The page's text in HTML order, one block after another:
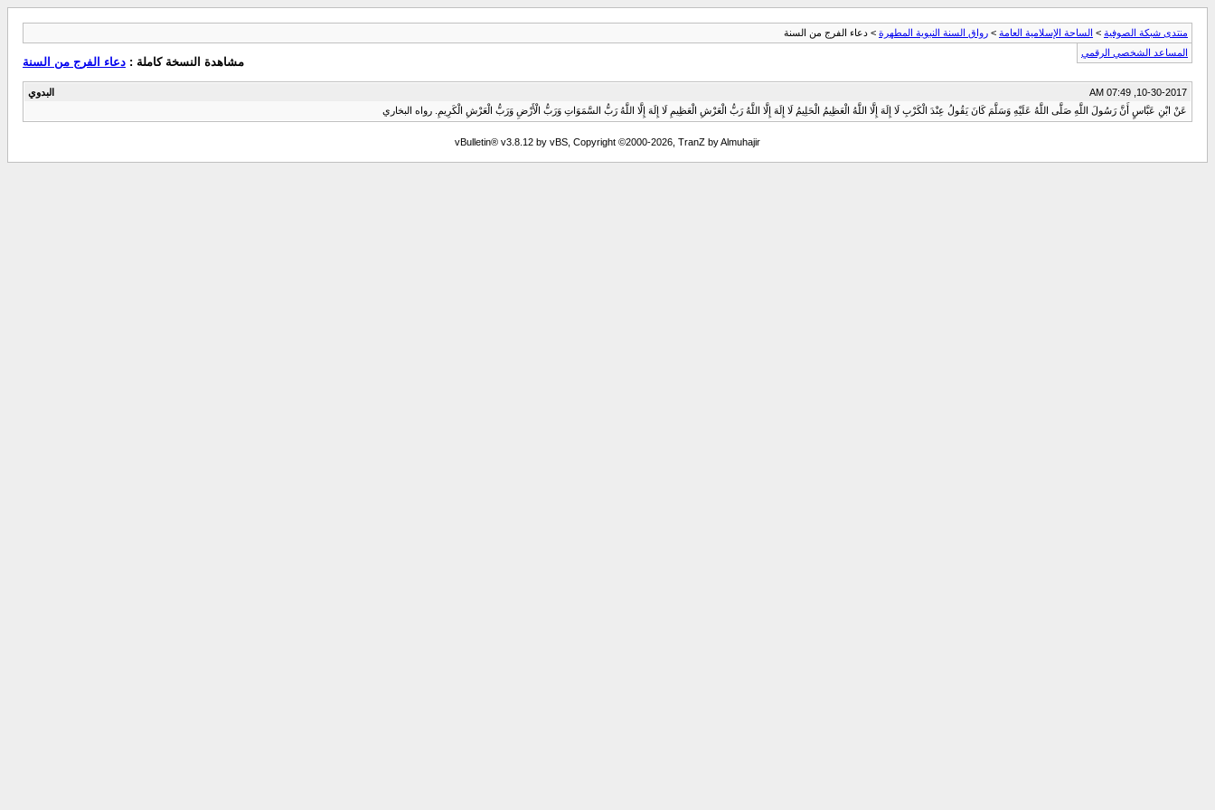
منتدى شبكة الصوفية > الساحة اﻹسلامية العامة > رواق السنة النبوية المطهرة > دعاء الفرج من السنة
المساعد الشخصي الرقمي
مشاهدة النسخة كاملة : دعاء الفرج من السنة
البدوي
10-30-2017, 07:49 AM
عَنْ ابْنِ عَبَّاسٍ أَنَّ رَسُولَ اللَّهِ صَلَّى اللَّهُ عَلَيْهِ وَسَلَّمَ كَانَ يَقُولُ عِنْدَ الْكَرْبِ لَا إِلَهَ إِلَّا اللَّهُ الْعَظِيمُ الْحَلِيمُ لَا إِلَهَ إِلَّا اللَّهُ رَبُّ الْعَرْشِ الْعَظِيمِ لَا إِلَهَ إِلَّا اللَّهُ رَبُّ السَّمَوَاتِ وَرَبُّ الْأَرْضِ وَرَبُّ الْعَرْشِ الْكَرِيمِ. رواه البخاري
vBulletin® v3.8.12 by vBS, Copyright ©2000-2026, TranZ by Almuhajir